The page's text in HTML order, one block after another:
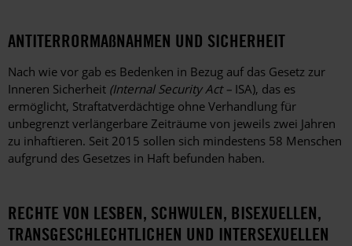
ANTITERRORMAßNAHMEN UND SICHERHEIT
Nach wie vor gab es Bedenken in Bezug auf das Gesetz zur
Inneren Sicherheit (Internal Security Act – ISA), das es
ermöglicht, Straftatverdächtige ohne Verhandlung für
unbegrenzt verlängerbare Zeiträume von jeweils zwei Jahren
zu inhaftieren. Seit 2015 sollen sich mindestens 58 Menschen
aufgrund des Gesetzes in Haft befunden haben.
RECHTE VON LESBEN, SCHWULEN, BISEXUELLEN,
TRANSGESCHLECHTLICHEN UND INTERSEXUELLEN